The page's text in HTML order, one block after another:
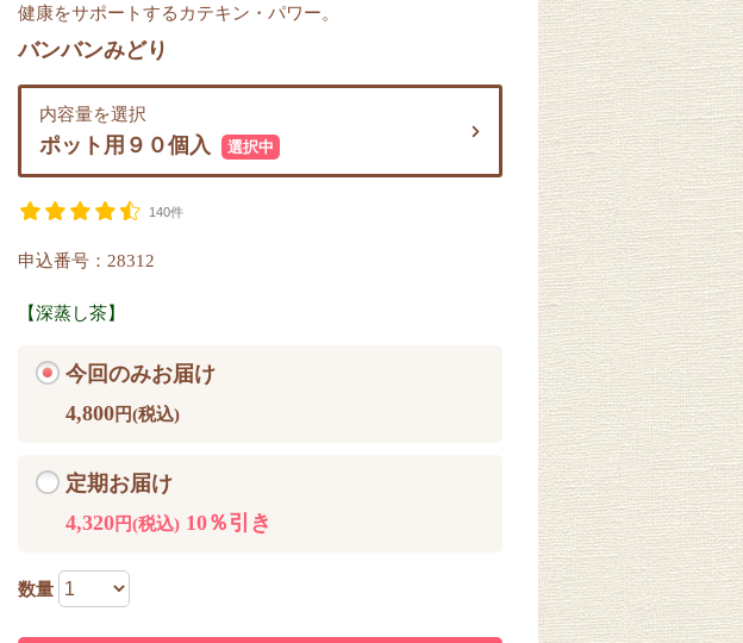
健康をサポートするカテキン・パワー。
バンバンみどり
内容量を選択
ポット用９０個入 選択中
140件
申込番号：28312
【深蒸し茶】
今回のみお届け
4,800円(税込)
定期お届け
4,320円(税込)10％引き
数量